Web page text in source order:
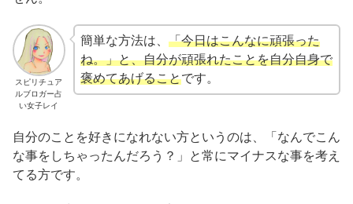
スピリチュア
ルブロガー占
い女子レイ
簡単な方法は、 「今日はこんなに頑張った
ね。」と、自分が頑張れたことを自分自身で
褒めてあげることです。
自分のことを好きになれない方というのは、「なんでこん
な事をしちゃったんだろう？」と常にマイナスな事を考え
てる方です。